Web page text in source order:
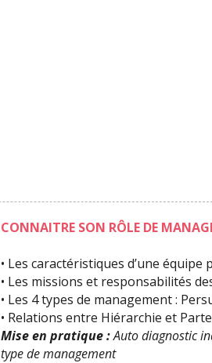
CONNAITRE SON RÔLE DE
• Les caractéristiques d’une équipe
• Les missions et responsabilités
• Les 4 types de management :
• Relations entre Hiérarchie et
Mise en pratique :Auto diagnostic
type de management